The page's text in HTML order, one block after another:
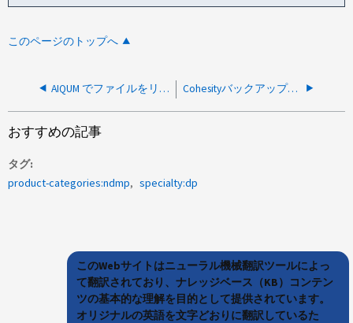
このページのトップへ
AIQUM でファイルをリストアしようとすると、「ユーザのパスワードを取得できません」というメッセージが表示されます Cohesityバックアップエラー「ユーザー user_name にはこのリソースへの書き込み権限がありません」
おすすめの記事
タグ
product-categories:ndmp
specialty:dp
このWebサイトはニューラル機械翻訳ツールによっ
て翻訳されており、ナレッジベース（KB）コンテン
ツの基本的な理解を目的として提供されています。
オリジナルの英語を文字どおりに翻訳しているた